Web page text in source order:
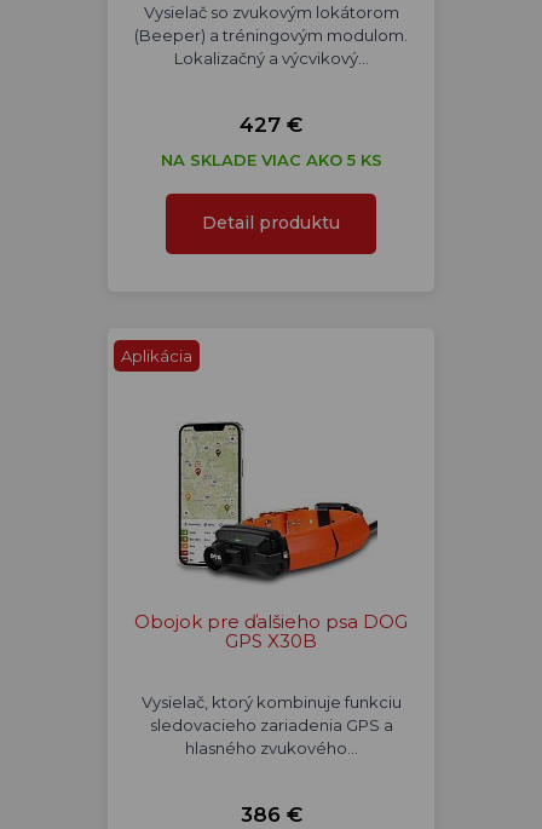
Vysielač so zvukovým lokátorom
(Beeper) a tréningovým modulom.
Lokalizačný a výcvikový…
427 €
NA SKLADE VIAC AKO 5 KS
Detail produktu
Aplikácia
Obojok pre ďalšieho psa DOG
GPS X30B
Vysielač, ktorý kombinuje funkciu
sledovacieho zariadenia GPS a
hlasného zvukového…
386 €